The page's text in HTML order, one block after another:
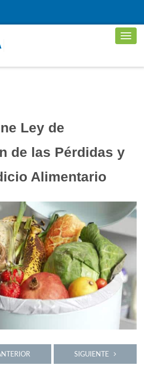
Ley de
de las Pérdidas y
Alimentario
SIGUIENTE